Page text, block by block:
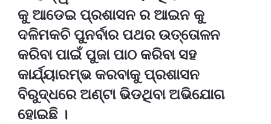
କୁ ଆଡେଇ ପ୍ରଶାସନ ର ଆଇନ କୁ
ଦଳିମକଚି ପୁନର୍ବାର ପଥର ଉତ୍ତୋଳନ
କରିବା ପାଇଁ ପୁଜା ପାଠ କରିବା ସହ
କାର୍ଯ୍ୟାରମ୍ଭ କରବାକୁ ପ୍ରଶାସନ
ବିରୁଦ୍ଧରେ ଅଣ୍ଟା ଭିଡଥିବା ଅଭିଯୋଗ
ହୋଇଛି ।